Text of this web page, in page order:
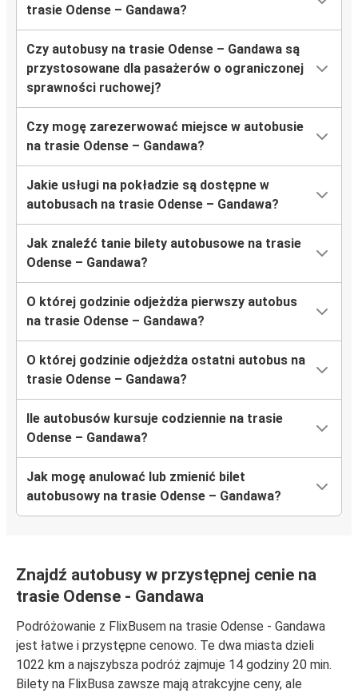
trasie Odense – Gandawa?
Czy autobusy na trasie Odense – Gandawa są
przystosowane dla pasażerów o ograniczonej
sprawności ruchowej?
Czy mogę zarezerwować miejsce w autobusie
na trasie Odense – Gandawa?
Jakie usługi na pokładzie są dostępne w
autobusach na trasie Odense – Gandawa?
Jak znaleźć tanie bilety autobusowe na trasie
Odense – Gandawa?
O której godzinie odjeżdża pierwszy autobus
na trasie Odense – Gandawa?
O której godzinie odjeżdża ostatni autobus na
trasie Odense – Gandawa?
Ile autobusów kursuje codziennie na trasie
Odense – Gandawa?
Jak mogę anulować lub zmienić bilet
autobusowy na trasie Odense – Gandawa?
Znajdź autobusy w przystępnej cenie na
trasie Odense - Gandawa
Podróżowanie z FlixBusem na trasie Odense - Gandawa
jest łatwe i przystępne cenowo. Te dwa miasta dzieli
1022 km a najszybsza podróż zajmuje 14 godziny 20 min.
Bilety na FlixBusa zawsze mają atrakcyjne ceny, ale